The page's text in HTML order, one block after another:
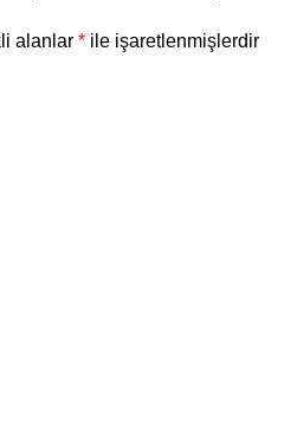
alanlar * ile işaretlenmişlerdir